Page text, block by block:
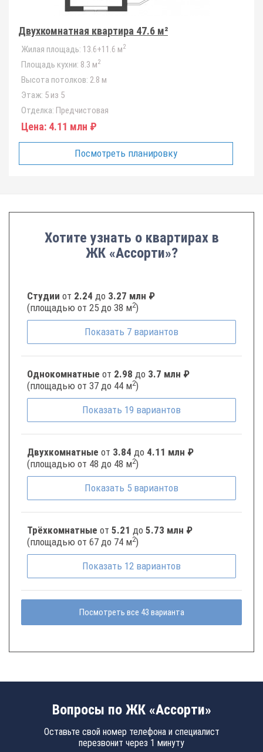
Двухкомнатная квартира 47.6 м²
Жилая площадь: 13.6+11.6 м2
Площадь кухни: 8.3 м2
Высота потолков: 2.8 м
Этаж: 5 из 5
Отделка: Предчистовая
Цена: 4.11 млн ₽
Посмотреть планировку
Хотите узнать о квартирах в
ЖК «Ассорти»?
Студии от 2.24 до 3.27 млн ₽
(площадью от 25 до 38 м2)
Показать 7 вариантов
Однокомнатные от 2.98 до 3.7 млн ₽
(площадью от 37 до 44 м2)
Показать 19 вариантов
Двухкомнатные от 3.84 до 4.11 млн ₽
(площадью от 48 до 48 м2)
Показать 5 вариантов
Трёхкомнатные от 5.21 до 5.73 млн ₽
(площадью от 67 до 74 м2)
Показать 12 вариантов
Посмотреть все 43 варианта
Вопросы по ЖК «Ассорти»
Оставьте свой номер телефона и специалист
перезвонит через 1 минуту